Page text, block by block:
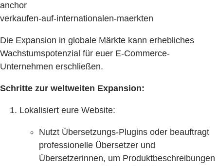
anchor
verkaufen-auf-internationalen-maerkten
Die Expansion in globale Märkte kann erhebliches
Wachstumspotenzial für euer E-Commerce-
Unternehmen erschließen.
Schritte zur weltweiten Expansion:
Lokalisiert eure Website:
Nutzt Übersetzungs-Plugins oder beauftragt
professionelle Übersetzer und
Übersetzerinnen, um Produktbeschreibungen